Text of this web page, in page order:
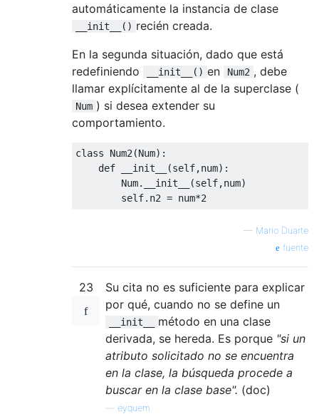
automáticamente la instancia de clase
__init__() recién creada.
En la segunda situación, dado que está
redefiniendo
__init__() en Num2 , debe
llamar explícitamente al de la superclase (
Num ) si desea extender su
comportamiento.
class Num2 (Num):
def
__init__ (self,num):
        Num.__init__(self,num)
        self.n2 = num*
2
— Mario Duarte
fuente
23
Su cita no es suficiente para explicar
por qué, cuando no se define un
__init__
método en una clase
derivada, se hereda. Es porque "si un
atributo solicitado no se encuentra
en la clase, la búsqueda procede a
buscar en la clase base". (doc)
eyquem